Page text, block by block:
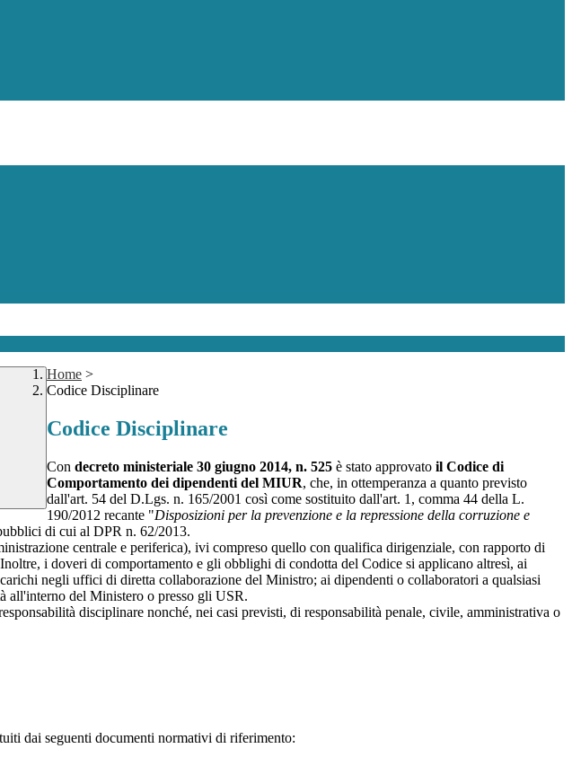
Home >
Codice Disciplinare
Codice Disciplinare
Con decreto ministeriale 30 giugno 2014, n. 525 è stato approvato il Codice di
Comportamento dei dipendenti del MIUR, che, in ottemperanza a quanto previsto
dall'art. 54 del D.Lgs. n. 165/2001 così come sostituito dall'art. 1, comma 44 della L.
190/2012 recante "Disposizioni per la prevenzione e la repressione della corruzione e
di cui al DPR n. 62/2013.
centrale e periferica), ivi compreso quello con qualifica dirigenziale, con rapporto di
i doveri di comportamento e gli obblighi di condotta del Codice si applicano altresì, ai
negli uffici di diretta collaborazione del Ministro; ai dipendenti o collaboratori a qualsiasi
all'interno del Ministero o presso gli USR.
disciplinare nonché, nei casi previsti, di responsabilità penale, civile, amministrativa o
dai seguenti documenti normativi di riferimento: